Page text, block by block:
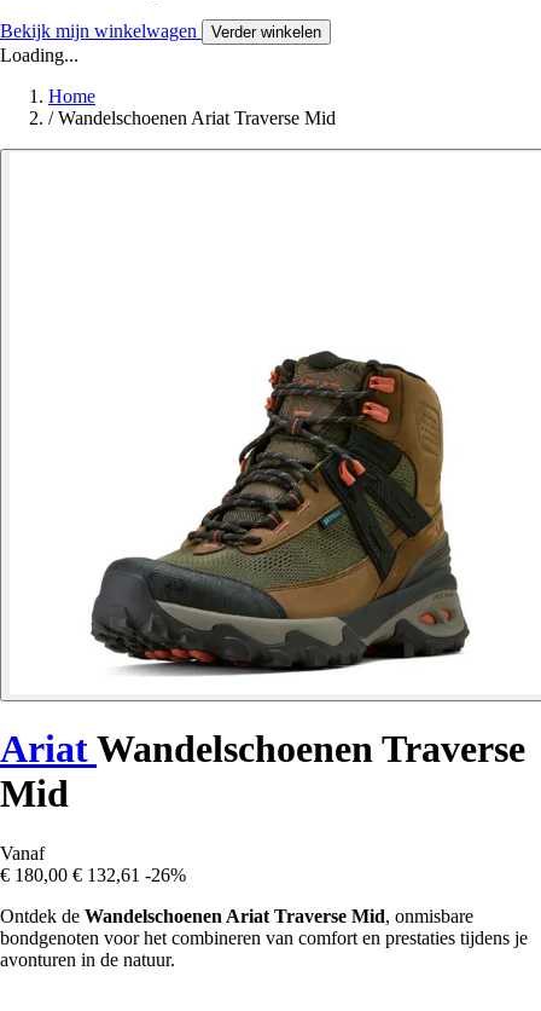
Bekijk mijn winkelwagen Verder winkelen
Loading...
Home
/ Wandelschoenen Ariat Traverse Mid
AriatWandelschoenen Traverse
Mid
Vanaf
€ 180,00 € 132,61 -26%
Ontdek de Wandelschoenen Ariat Traverse Mid, onmisbare
bondgenoten voor het combineren van comfort en prestaties tijdens je
avonturen in de natuur.